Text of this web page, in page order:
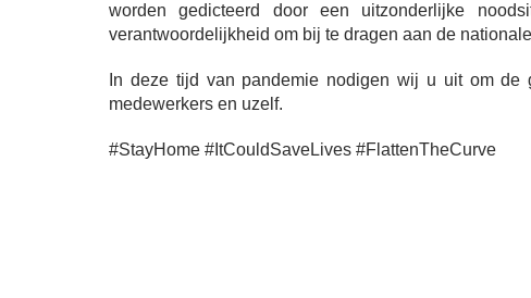
worden gedicteerd door een uitzonderlijke
verantwoordelijkheid om bij te dragen aan de
In deze tijd van pandemie nodigen wij u uit om
medewerkers en uzelf.
#StayHome #ItCouldSaveLives #FlattenTheCurve